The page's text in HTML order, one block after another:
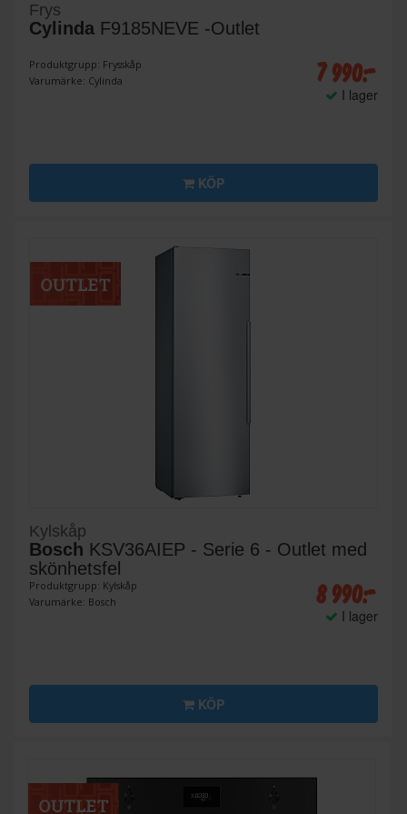
Frys
Cylinda F9185NEVE -Outlet
Produktgrupp: Frysskåp
Varumärke: Cylinda
7 990:-
I lager
KÖP
Kylskåp
Bosch KSV36AIEP - Serie 6 - Outlet med
skönhetsfel
Produktgrupp: Kylskåp
Varumärke: Bosch
8 990:-
I lager
KÖP